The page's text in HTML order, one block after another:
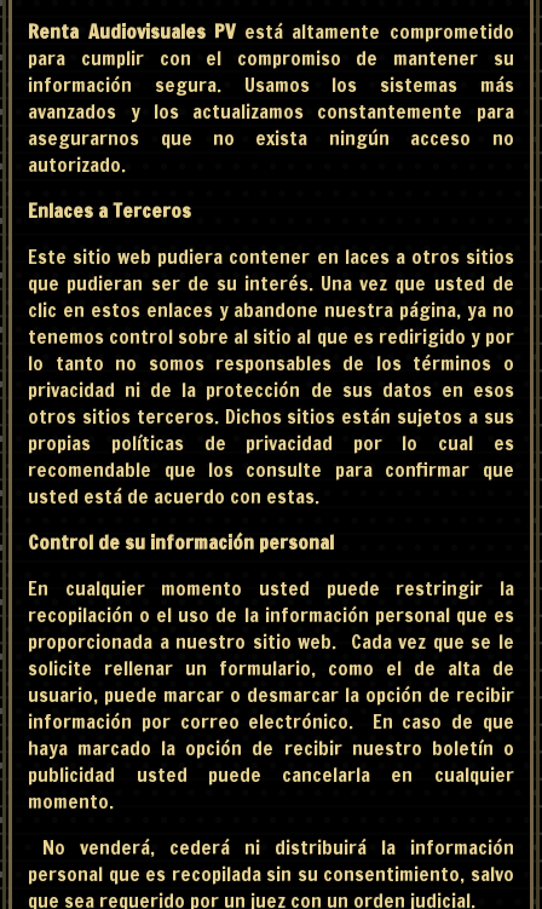
Renta Audiovisuales PV está altamente comprometido
para cumplir con el compromiso de mantener su
información segura. Usamos los sistemas más
avanzados y los actualizamos constantemente para
asegurarnos que no exista ningún acceso no
autorizado.
Enlaces a Terceros
Este sitio web pudiera contener en laces a otros sitios
que pudieran ser de su interés. Una vez que usted de
clic en estos enlaces y abandone nuestra página, ya no
tenemos control sobre al sitio al que es redirigido y por
lo tanto no somos responsables de los términos o
privacidad ni de la protección de sus datos en esos
otros sitios terceros. Dichos sitios están sujetos a sus
propias políticas de privacidad por lo cual es
recomendable que los consulte para confirmar que
usted está de acuerdo con estas.
Control de su información personal
En cualquier momento usted puede restringir la
recopilación o el uso de la información personal que es
proporcionada a nuestro sitio web. Cada vez que se le
solicite rellenar un formulario, como el de alta de
usuario, puede marcar o desmarcar la opción de recibir
información por correo electrónico. En caso de que
haya marcado la opción de recibir nuestro boletín o
publicidad usted puede cancelarla en cualquier
momento.
No venderá, cederá ni distribuirá la información
personal que es recopilada sin su consentimiento, salvo
que sea requerido por un juez con un orden judicial.